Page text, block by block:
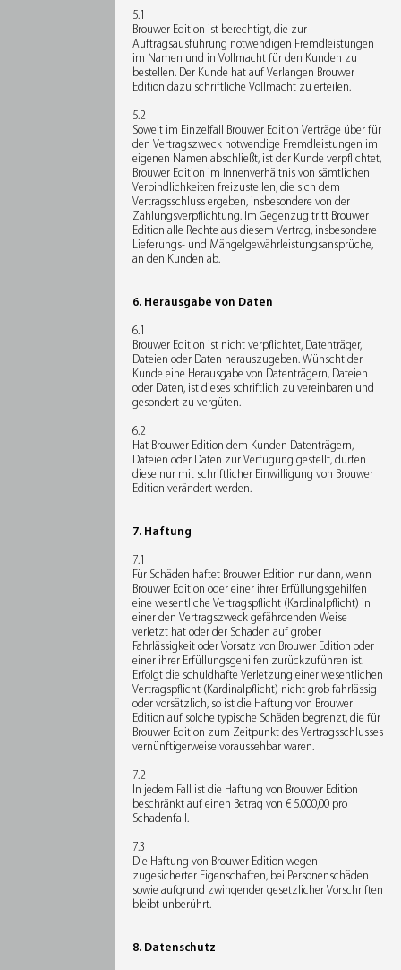
5.1
Brouwer Edition ist berechtigt, die zur
Auftragsausführung notwendigen Fremdleistungen
im Namen und in Vollmacht für den Kunden zu
bestellen. Der Kunde hat auf Verlangen Brouwer
Edition dazu schriftliche Vollmacht zu erteilen.
5.2
Soweit im Einzelfall Brouwer Edition Verträge über für
den Vertragszweck notwendige Fremdleistungen im
eigenen Namen abschließt, ist der Kunde verpflichtet,
Brouwer Edition im Innenverhältnis von sämtlichen
Verbindlichkeiten freizustellen, die sich dem
Vertragsschluss ergeben, insbesondere von der
Zahlungsverpflichtung. Im Gegenzug tritt Brouwer
Edition alle Rechte aus diesem Vertrag, insbesondere
Lieferungs- und Mängelgewährleistungsansprüche,
an den Kunden ab.
6. Herausgabe von Daten
6.1
Brouwer Edition ist nicht verpflichtet, Datenträger,
Dateien oder Daten herauszugeben. Wünscht der
Kunde eine Herausgabe von Datenträgern, Dateien
oder Daten, ist dieses schriftlich zu vereinbaren und
gesondert zu vergüten.
6.2
Hat Brouwer Edition dem Kunden Datenträgern,
Dateien oder Daten zur Verfügung gestellt, dürfen
diese nur mit schriftlicher Einwilligung von Brouwer
Edition verändert werden.
7. Haftung
7.1
Für Schäden haftet Brouwer Edition nur dann, wenn
Brouwer Edition oder einer ihrer Erfüllungsgehilfen
eine wesentliche Vertragspflicht (Kardinalpflicht) in
einer den Vertragszweck gefährdenden Weise
verletzt hat oder der Schaden auf grober
Fahrlässigkeit oder Vorsatz von Brouwer Edition oder
einer ihrer Erfüllungsgehilfen zurückzuführen ist.
Erfolgt die schuldhafte Verletzung einer wesentlichen
Vertragspflicht (Kardinalpflicht) nicht grob fahrlässig
oder vorsätzlich, so ist die Haftung von Brouwer
Edition auf solche typische Schäden begrenzt, die für
Brouwer Edition zum Zeitpunkt des Vertragsschlusses
vernünftigerweise voraussehbar waren.
7.2
In jedem Fall ist die Haftung von Brouwer Edition
beschränkt auf einen Betrag von € 5.000,00 pro
Schadenfall.
7.3
Die Haftung von Brouwer Edition wegen
zugesicherter Eigenschaften, bei Personenschäden
sowie aufgrund zwingender gesetzlicher Vorschriften
bleibt unberührt.
8. Datenschutz